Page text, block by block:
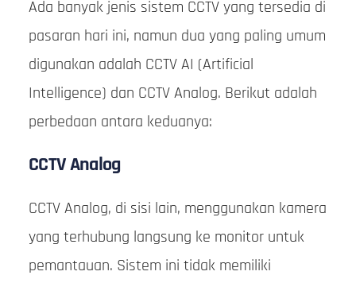
Ada banyak jenis sistem CCTV yang tersedia di
pasaran hari ini, namun dua yang paling umum
digunakan adalah CCTV AI (Artificial
Intelligence) dan CCTV Analog. Berikut adalah
perbedaan antara keduanya:
CCTV Analog
CCTV Analog, di sisi lain, menggunakan kamera
yang terhubung langsung ke monitor untuk
pemantauan. Sistem ini tidak memiliki